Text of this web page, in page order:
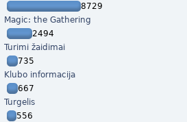
8729
Magic: the Gathering
2494
Turimi žaidimai
735
Klubo informacija
667
Turgelis
556